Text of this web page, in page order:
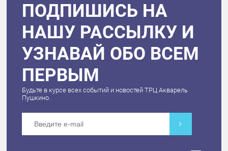
ПОДПИШИСЬ НА
НАШУ РАССЫЛКУ И
УЗНАВАЙ ОБО ВСЕМ
ПЕРВЫМ
Будьте в курсе всех событий и новостей ТРЦ Акварель
Пушкино.